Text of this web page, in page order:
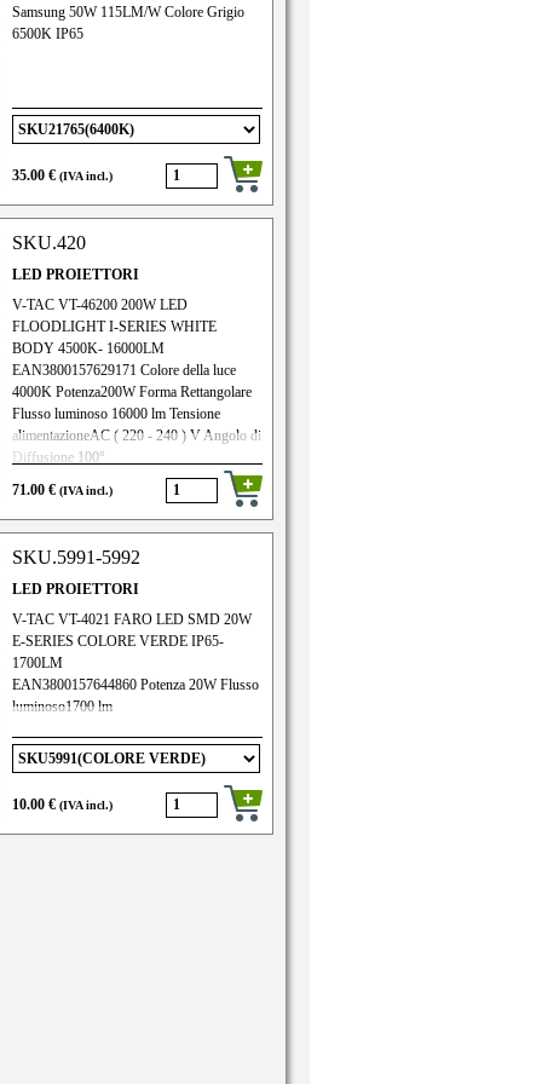
Samsung 50W 115LM/W Colore Grigio
6500K IP65
35.00 € (IVA incl.)
SKU.420
LED PROIETTORI
V-TAC VT-46200 200W LED
FLOODLIGHT I-SERIES WHITE
BODY 4500K- 16000LM
EAN3800157629171 Colore della luce
4000K Potenza200W Forma Rettangolare
Flusso luminoso 16000 lm Tensione
alimentazioneAC ( 220 - 240 ) V Angolo di
Diffusione 100°
ColoreBianco MaterialeAlluminio Grado di
ProtezioneIP65 DimmerabileNo Frequenza
di input50HzDurata30000 ore CRI>80
SAMSUNG Efficienza energetica80 lm/W
71.00 € (IVA incl.)
SKU.5991-5992
LED PROIETTORI
V-TAC VT-4021 FARO LED SMD 20W
E-SERIES COLORE VERDE IP65-
1700LM
EAN3800157644860 Potenza 20W Flusso
luminoso1700 lm
10.00 € (IVA incl.)